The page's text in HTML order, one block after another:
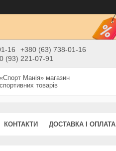
16
+380 (63) 738-01-16
(93) 221-07-91
«Спорт Манія» магазин
спортивних товарів
КОНТАКТИ ДОСТАВКА І ОПЛАТА